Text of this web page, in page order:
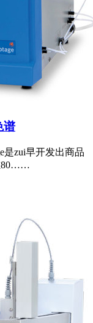
谱
是zui早开发出商品
80……